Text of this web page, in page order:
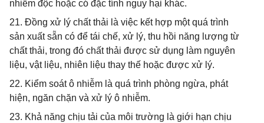
nhiễm độc hoặc có đặc tính nguy hại khác.
21. Đồng xử lý chất thải là việc kết hợp một quá trình
sản xuất sẵn có để tái chế, xử lý, thu hồi năng lượng từ
chất thải, trong đó chất thải được sử dụng làm nguyên
liệu, vật liệu, nhiên liệu thay thế hoặc được xử lý.
22. Kiểm soát ô nhiễm là quá trình phòng ngừa, phát
hiện, ngăn chặn và xử lý ô nhiễm.
23. Khả năng chịu tải của môi trường là giới hạn chịu